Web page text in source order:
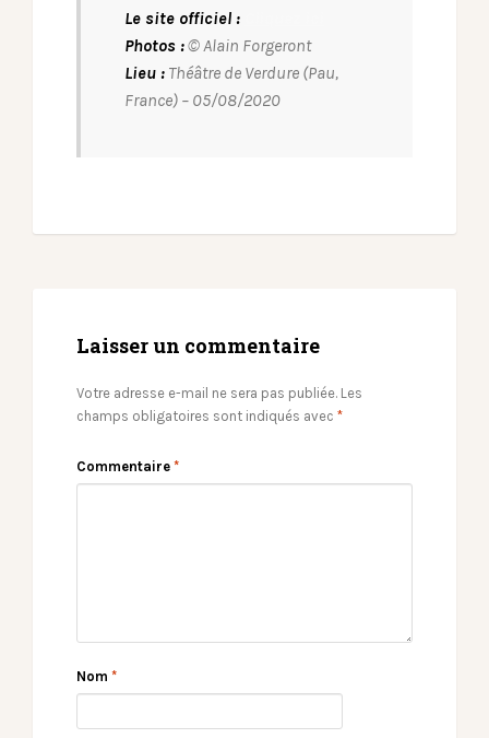
Le site officiel :
Photos :© Alain Forgeront
Lieu : Théâtre de Verdure (Pau,
France) – 05/08/2020
Laisser un commentaire
Votre adresse e-mail ne sera pas publiée. Les
champs obligatoires sont indiqués avec *
Commentaire *
Nom *